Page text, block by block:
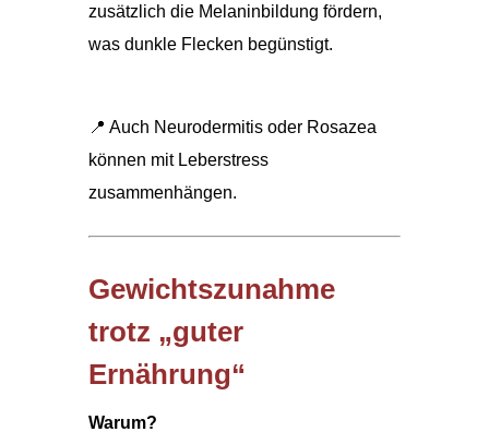
zusätzlich die Melaninbildung fördern,
was dunkle Flecken begünstigt.
📍 Auch Neurodermitis oder Rosazea
können mit Leberstress
zusammenhängen.
Gewichtszunahme
trotz „guter
Ernährung“
Warum?